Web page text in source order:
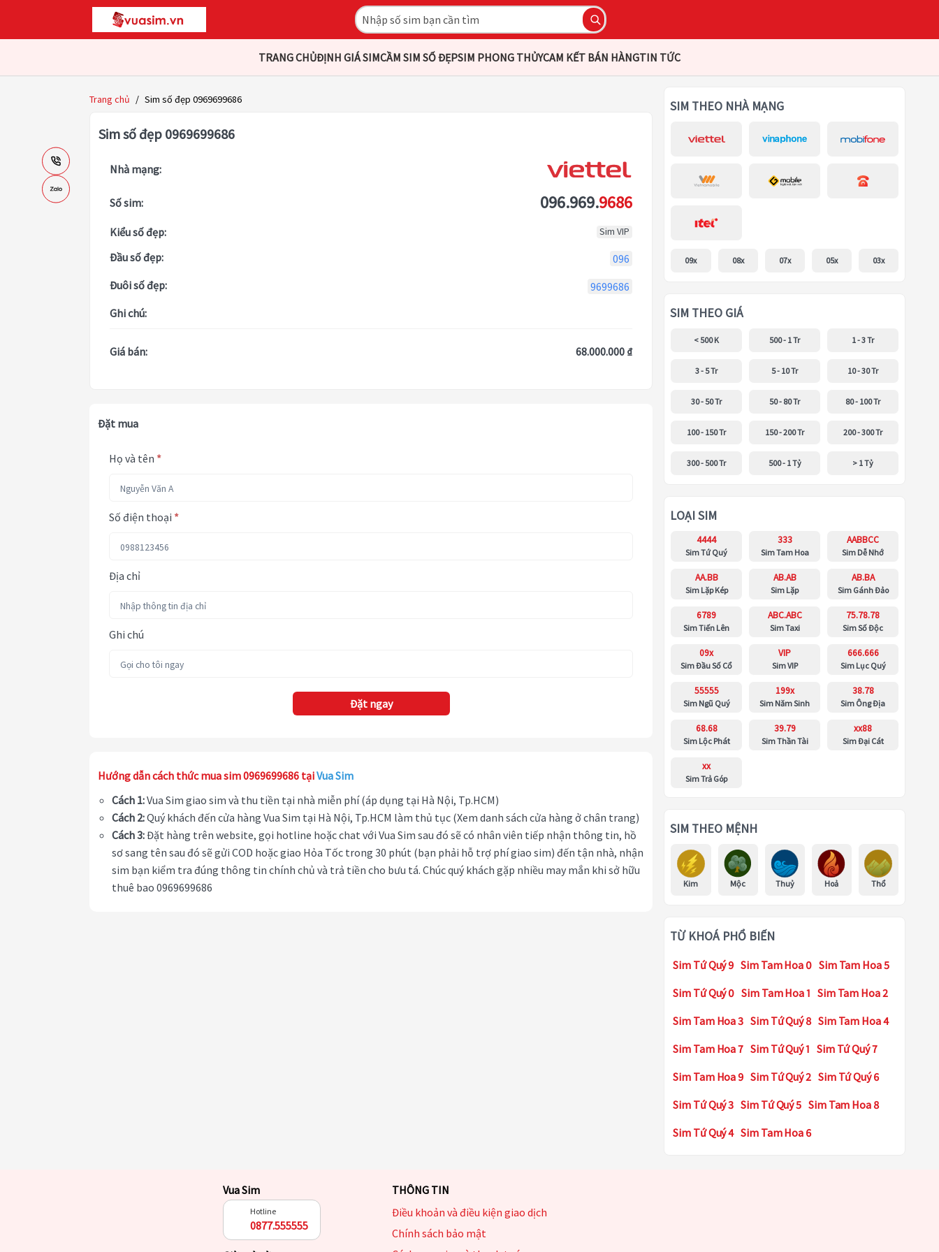
TRANG CHỦĐỊNH GIÁ SIMCẦM SIM SỐ ĐẸPSIM PHONG THỦYCAM KẾT BÁN HÀNGTIN TỨC
Trang chủ / Sim số đẹp 0969699686
Sim số đẹp 0969699686
Nhà mạng:
Số sim: 096.969.9686
Kiểu số đẹp: Sim VIP
Đầu số đẹp:
096
Đuôi số đẹp:
9699686
Ghi chú:
Giá bán: 68.000.000 ₫
Đặt mua
Họ và tên *
Số điện thoại *
Địa chỉ
Ghi chú
Đặt ngay
Hướng dẫn cách thức mua sim 0969699686 tạiVua Sim
Cách 1:Vua Sim giao sim và thu tiền tại nhà miễn phí (áp dụng tại Hà Nội, Tp.HCM)
Cách 2:Quý khách đến cửa hàng Vua Sim tại Hà Nội, Tp.HCM làm thủ tục (Xem danh sách cửa hàng ở chân trang)
Cách 3:Đặt hàng trên website, gọi hotline hoặc chat với Vua Sim sau đó sẽ có nhân viên tiếp nhận thông tin, hồ
sơ sang tên sau đó sẽ gửi COD hoặc giao Hỏa Tốc trong 30 phút (bạn phải hỗ trợ phí giao sim) đến tận nhà, nhận
sim bạn kiểm tra đúng thông tin chính chủ và trả tiền cho bưu tá. Chúc quý khách gặp nhiều may mắn khi sở hữu
thuê bao 0969699686
SIM THEO NHÀ MẠNG
09x 08x 07x 05x 03x
SIM THEO GIÁ
< 500 K 500 - 1 Tr 1 - 3 Tr
3 - 5 Tr 5 - 10 Tr 10 - 30 Tr
30 - 50 Tr 50 - 80 Tr 80 - 100 Tr
100 - 150 Tr 150 - 200 Tr 200 - 300 Tr
300 - 500 Tr 500 - 1 Tỷ > 1 Tỷ
LOẠI SIM
4444
Sim Tứ Quý
333
Sim Tam Hoa
AABBCC
Sim Dễ Nhớ
AA.BB
Sim Lặp Kép
AB.AB
Sim Lặp
AB.BA
Sim Gánh Đảo
6789
Sim Tiến Lên
ABC.ABC
Sim Taxi
75.78.78
Sim Số Độc
09x
Sim Đầu Số Cổ
VIP
Sim VIP
666.666
Sim Lục Quý
55555
Sim Ngũ Quý
199x
Sim Năm Sinh
38.78
Sim Ông Địa
68.68
Sim Lộc Phát
39.79
Sim Thần Tài
xx88
Sim Đại Cát
xx
Sim Trả Góp
SIM THEO MỆNH
Kim Mộc Thuỷ Hoả Thổ
TỪ KHOÁ PHỔ BIẾN
Sim Tứ Quý 9 Sim Tam Hoa 0 Sim Tam Hoa 5
Sim Tứ Quý 0 Sim Tam Hoa 1 Sim Tam Hoa 2
Sim Tam Hoa 3 Sim Tứ Quý 8 Sim Tam Hoa 4
Sim Tam Hoa 7 Sim Tứ Quý 1 Sim Tứ Quý 7
Sim Tam Hoa 9 Sim Tứ Quý 2 Sim Tứ Quý 6
Sim Tứ Quý 3 Sim Tứ Quý 5 Sim Tam Hoa 8
Sim Tứ Quý 4 Sim Tam Hoa 6
Vua Sim
Hotline
0877.555555
THÔNG TIN
Điều khoản và điều kiện giao dịch
Chính sách bảo mật